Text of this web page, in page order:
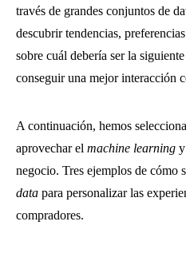
través de grandes conjuntos de
descubrir tendencias,
sobre cuál debería ser la
conseguir una mejor interacción
A continuación, hemos
aprovechar el machine learning
negocio. Tres ejemplos de cómo
data para personalizar las
compradores.